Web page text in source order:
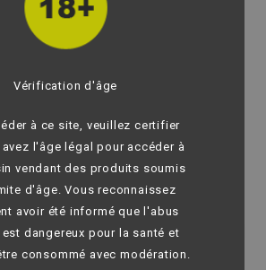
Vérification d'âge
à ce site, veuillez certifier
l'âge légal pour accéder à
vendant des produits soumis
d'âge. Vous reconnaissez
avoir été informé que l'abus
dangereux pour la santé et
consommé avec modération.